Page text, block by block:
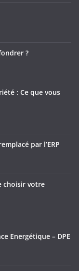
?
: Ce que vous
par l’ERP
choisir votre
Energétique – DPE